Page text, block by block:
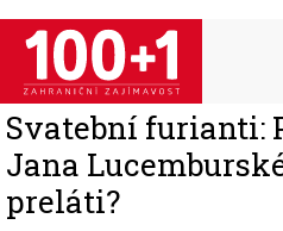
Přejít
hlavnímu
obsahu
Svatební furianti:
Jana
preláti?